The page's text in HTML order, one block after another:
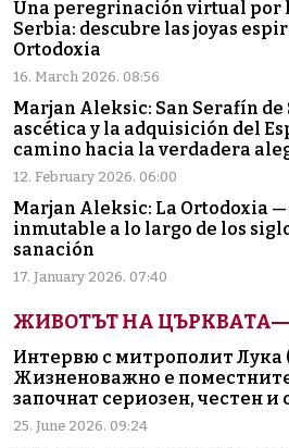
Una peregrinación virtual por
Serbia: descubre las joyas
Ortodoxia
16. March 2026. 08:56
Marjan Aleksic: San Serafín de
ascética y la adquisición del
camino hacia la verdadera
12. February 2026. 06:00
Marjan Aleksic: La Ortodoxia
inmutable a lo largo de los
sanación
17. January 2026. 07:40
ЖИВОТЪТ НА ЦЪРКВАТА
Интервю с митрополит Лука
Жизненоважно е
започнат сериозен, честен
25. June 2026. 09:24